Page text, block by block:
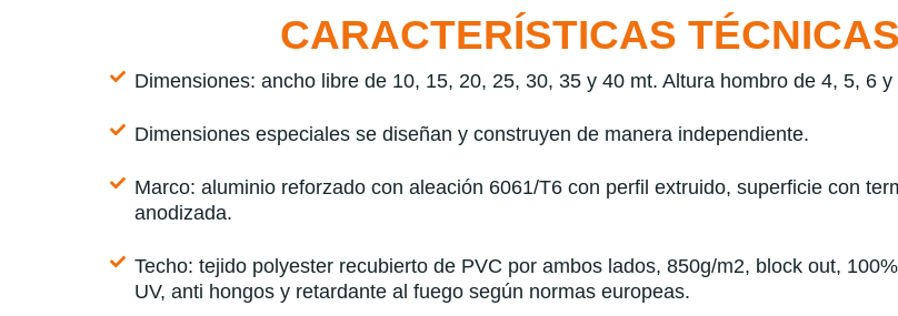
CARACTERÍSTICAS TÉCNICAS
Dimensiones: ancho libre de 10, 15, 20, 25, 30, 35 y 40 mt. Altura hombro de 4, 5, 6 y
Dimensiones especiales se diseñan y construyen de manera independiente.
Marco: aluminio reforzado con aleación 6061/T6 con perfil extruido, superficie con
anodizada.
Techo: tejido polyester recubierto de PVC por ambos lados, 850g/m2, block out,
UV, anti hongos y retardante al fuego según normas europeas.